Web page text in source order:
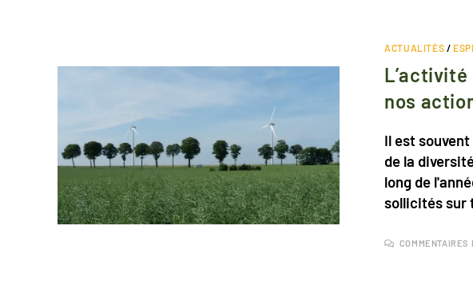
ACTUALITÉS /
L’activité
nos
Il est
de la
long de
sollicités sur
COMMENTAIRES